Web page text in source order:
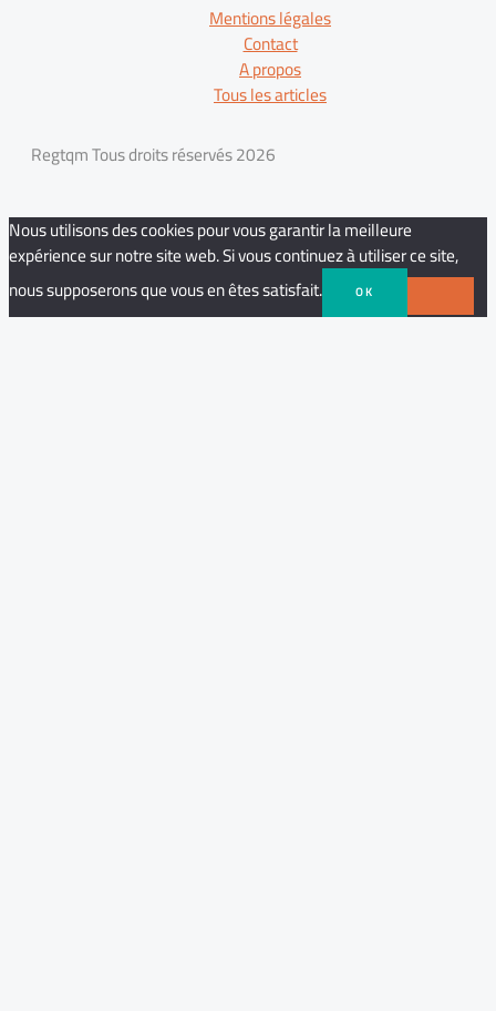
Mentions légales
Contact
A propos
Tous les articles
Regtqm Tous droits réservés 2026
Nous utilisons des cookies pour vous garantir la meilleure
expérience sur notre site web. Si vous continuez à utiliser ce site,
nous supposerons que vous en êtes satisfait.
OK